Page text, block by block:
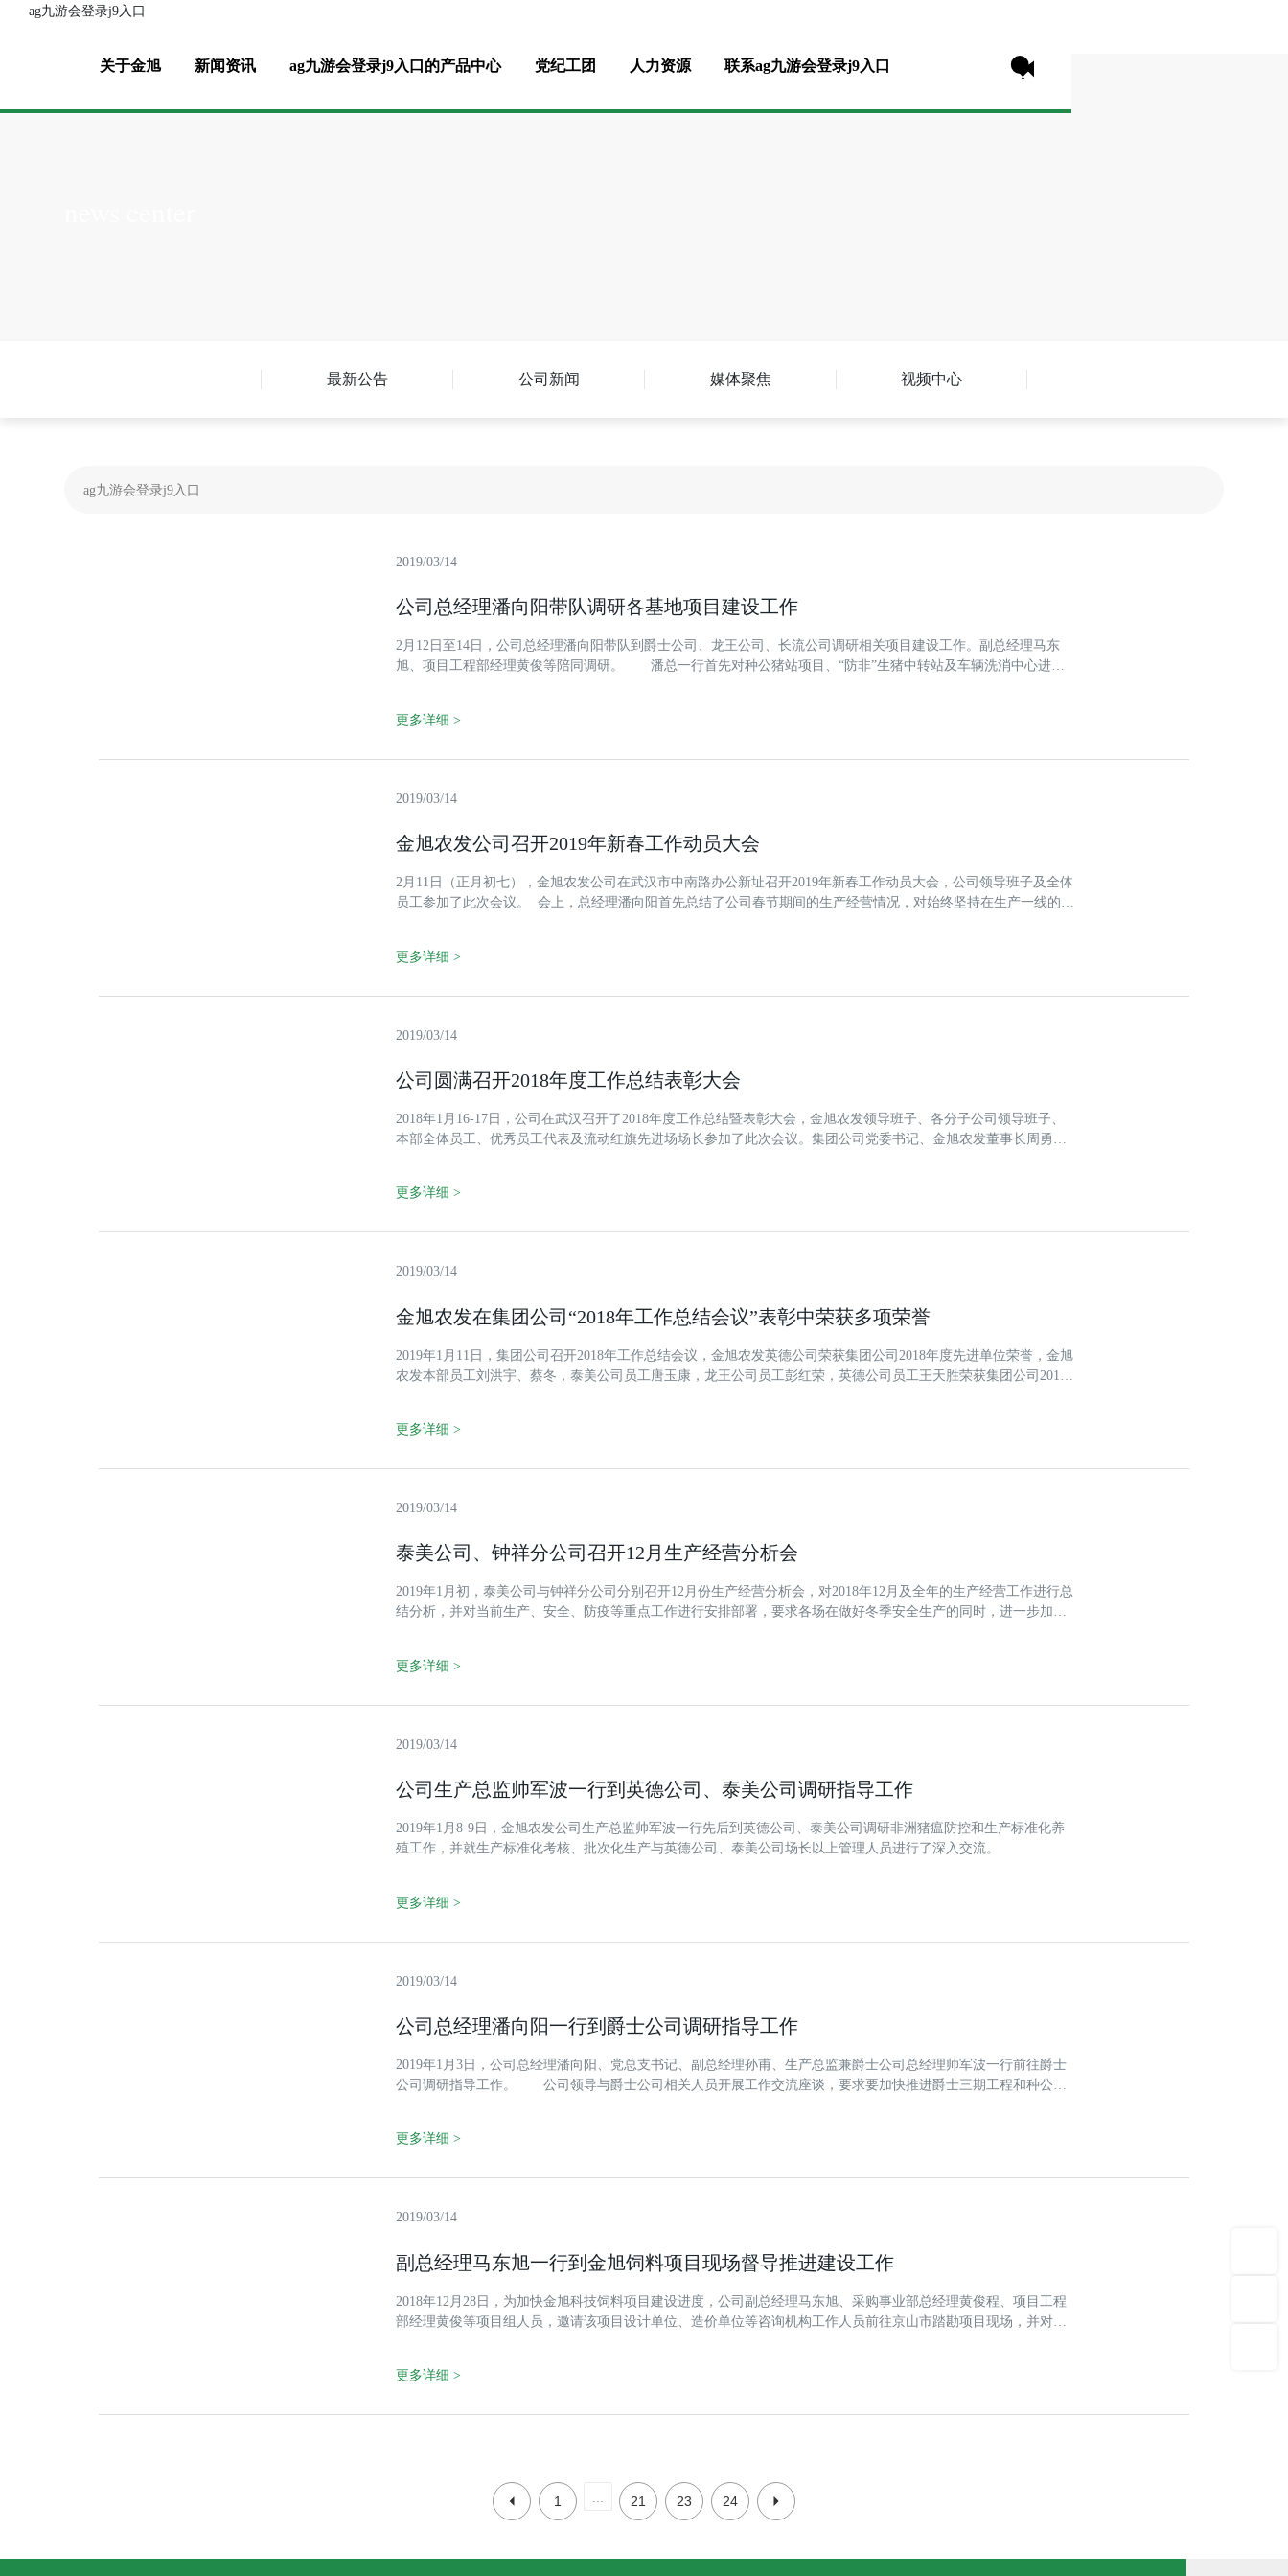
新闻中心-ag九游会登录j9入口
ag九游会登录j9入口
关于金旭 新闻资讯 ag九游会登录j9入口的产品中心 党纪工团 人力资源 联系ag九游会登录j9入口
最新公告 公司新闻 媒体聚焦 视频中心
ag九游会登录j9入口
2019/03/14
公司总经理潘向阳带队调研各基地项目建设工作
2月12日至14日，公司总经理潘向阳带队到爵士公司、龙王公司、长流公司调研相关项目建设工作。副总经理马东
旭、项目工程部经理黄俊等陪同调研。 潘总一行首先对种公猪站项目、“防非”生猪中转站及车辆洗消中心进行
更多详细 >
2019/03/14
金旭农发公司召开2019年新春工作动员大会
2月11日（正月初七），金旭农发公司在武汉市中南路办公新址召开2019年新春工作动员大会，公司领导班子及全体
员工参加了此次会议。 会上，总经理潘向阳首先总结了公司春节期间的生产经营情况，对始终坚持在生产一线的同
更多详细 >
2019/03/14
公司圆满召开2018年度工作总结表彰大会
2018年1月16-17日，公司在武汉召开了2018年度工作总结暨表彰大会，金旭农发领导班子、各分子公司领导班子、
本部全体员工、优秀员工代表及流动红旗先进场场长参加了此次会议。集团公司党委书记、金旭农发董事长周勇莅
更多详细 >
2019/03/14
金旭农发在集团公司“2018年工作总结会议”表彰中荣获多项荣誉
2019年1月11日，集团公司召开2018年工作总结会议，金旭农发英德公司荣获集团公司2018年度先进单位荣誉，金旭
农发本部员工刘洪宇、蔡冬，泰美公司员工唐玉康，龙王公司员工彭红荣，英德公司员工王天胜荣获集团公司2018
更多详细 >
2019/03/14
泰美公司、钟祥分公司召开12月生产经营分析会
2019年1月初，泰美公司与钟祥分公司分别召开12月份生产经营分析会，对2018年12月及全年的生产经营工作进行总
结分析，并对当前生产、安全、防疫等重点工作进行安排部署，要求各场在做好冬季安全生产的同时，进一步加强
更多详细 >
2019/03/14
公司生产总监帅军波一行到英德公司、泰美公司调研指导工作
2019年1月8-9日，金旭农发公司生产总监帅军波一行先后到英德公司、泰美公司调研非洲猪瘟防控和生产标准化养
殖工作，并就生产标准化考核、批次化生产与英德公司、泰美公司场长以上管理人员进行了深入交流。
更多详细 >
2019/03/14
公司总经理潘向阳一行到爵士公司调研指导工作
2019年1月3日，公司总经理潘向阳、党总支书记、副总经理孙甫、生产总监兼爵士公司总经理帅军波一行前往爵士
公司调研指导工作。 公司领导与爵士公司相关人员开展工作交流座谈，要求要加快推进爵士三期工程和种公猪
更多详细 >
2019/03/14
副总经理马东旭一行到金旭饲料项目现场督导推进建设工作
2018年12月28日，为加快金旭科技饲料项目建设进度，公司副总经理马东旭、采购事业部总经理黄俊程、项目工程
部经理黄俊等项目组人员，邀请该项目设计单位、造价单位等咨询机构工作人员前往京山市踏勘项目现场，并对场
更多详细 >
1 21 23 24